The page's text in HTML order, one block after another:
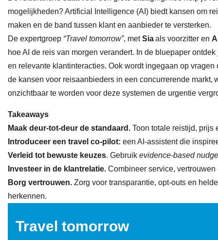
mogelijkheden? Artificial Intelligence (AI) biedt kansen om
maken en de band tussen klant en aanbieder te versterken.
De expertgroep “Travel tomorrow”, metSiaals voorzitter en
hoe AI de reis van morgen verandert. In de bluepaper
en relevante klantinteracties. Ook wordt ingegaan op
de kansen voor reisaanbieders in een concurrerende markt,
onzichtbaar te worden voor deze systemen de urgentie
Takeaways
Maak deur-tot-deur de standaard. Toon totale reistijd, prijs
Introduceer een travel co-pilot: een AI-assistent die
Verleid tot bewuste keuzes. Gebruik evidence-based
Investeer in de klantrelatie. Combineer service,
Borg vertrouwen. Zorg voor transparantie, opt-outs en
herkennen.
Travel tomorrow